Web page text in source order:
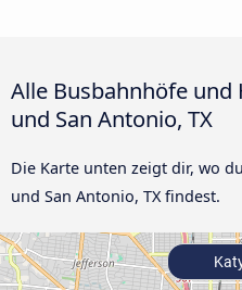
Alle Busbahnhöfe und
und San Antonio, TX
Die Karte unten zeigt dir, wo
und San Antonio, TX findest.